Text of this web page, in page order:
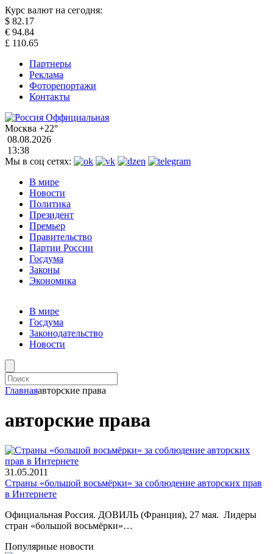
Курс валют на сегодня:
$ 82.17
€ 94.84
£ 110.65
Партнеры
Реклама
Фоторепортажи
Контакты
Москва +22°
08.08.2026
13:38
Мы в соц сетях:
В мире
Новости
Политика
Президент
Премьер
Правительство
Партии России
Госдума
Законы
Экономика
В мире
Госдума
Законодательство
Новости
Главнаяавторские права
авторские права
31.05.2011
Страны «большой восьмёрки» за соблюдение авторских прав
в Интернете
Официальная Россия. ДОВИЛЬ (Франция), 27 мая. Лидеры
стран «большой восьмёрки»…
Популярные новости